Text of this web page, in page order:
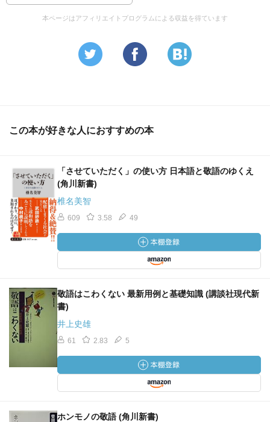
4.「いただく」の広がり
理的な関係を表現しているので「左右敬語（水平の敬語、
社交敬語）」という
古屋で最初に耳にしたという報告がある。また、1987年の
ＮＨＫ調査では、北海道と東海地方で多かった。
「にあたる」という用法もある。結婚式で「こちらの方が
おじになります」というように。しかし、乱用はいけな
い。
６.成人後採用
・敬語はだんだん身に着ける。最初は使わず、小学校で
「ですます体」、中学生で「ですます」使い分け、尊敬語
を使うのは高校卒業後
うになる年齢が手がかりになる
・「お」の付く単語の境界を定めることは難しい。ＮＨＫ
日本語発音アクセント新辞典』を除くと、「お」が付きう
る個々の単語をあげた辞書はないに等しい。性差以外に、
細かい使い分けにもふれる必要がある。
・あるデパートでご婦人が「オデンワ、どこですか」と聞
いたので、「は？ 地下の食品売場ですが」と答えた。で
て、電話機を使った。電話の機械自体にも「お」を付ける
本ページはアフィリエイトプログラムによる収益を得ています
この本が好きな人におすすめの本
「させていただく」の使い方 日本語と敬語のゆくえ
(角川新書)
椎名美智
609 3.58 49
敬語はこわくない 最新用例と基礎知識 (講談社現代新
書)
井上史雄
61 2.83 5
ホンモノの敬語 (角川新書)